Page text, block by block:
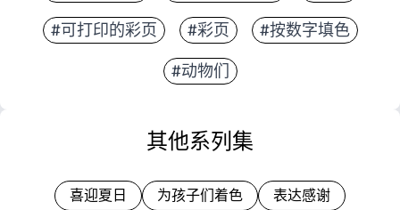
#可打印的彩页 #彩页 #按数字填色
#动物们
其他系列集
喜迎夏日 为孩子们着色 表达感谢